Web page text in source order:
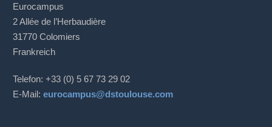
Eurocampus
2 Allée de l’Herbaudière
31770 Colomiers
Frankreich
Telefon: +33 (0) 5 67 73 29 02
E-Mail:eurocampus@dstoulouse.com